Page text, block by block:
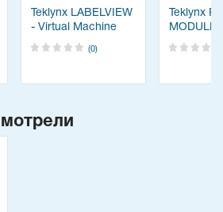
Teklynx LABELVIEW
- Virtual Machine
(0)
Teklynx
MODULE